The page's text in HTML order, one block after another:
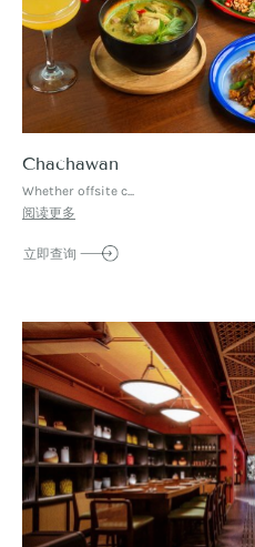
Chachawan
Whether offsite c...
阅读更多
立即查询